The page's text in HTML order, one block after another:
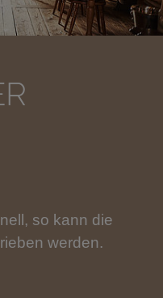
so kann die
werden.